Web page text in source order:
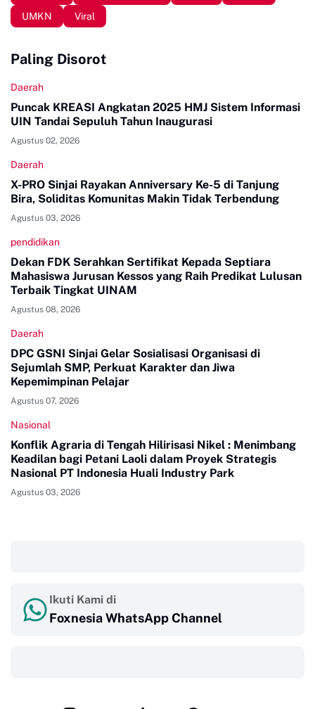
UMKN
Viral
Paling Disorot
Daerah
Puncak KREASI Angkatan 2025 HMJ Sistem Informasi
UIN Tandai Sepuluh Tahun Inaugurasi
Agustus 02, 2026
Daerah
X-PRO Sinjai Rayakan Anniversary Ke-5 di Tanjung
Bira, Soliditas Komunitas Makin Tidak Terbendung
Agustus 03, 2026
pendidikan
Dekan FDK Serahkan Sertifikat Kepada Septiara
Mahasiswa Jurusan Kessos yang Raih Predikat Lulusan
Terbaik Tingkat UINAM
Agustus 08, 2026
Daerah
DPC GSNI Sinjai Gelar Sosialisasi Organisasi di
Sejumlah SMP, Perkuat Karakter dan Jiwa
Kepemimpinan Pelajar
Agustus 07, 2026
Nasional
Konflik Agraria di Tengah Hilirisasi Nikel : Menimbang
Keadilan bagi Petani Laoli dalam Proyek Strategis
Nasional PT Indonesia Huali Industry Park
Agustus 03, 2026
Ikuti Kami di
Foxnesia WhatsApp Channel